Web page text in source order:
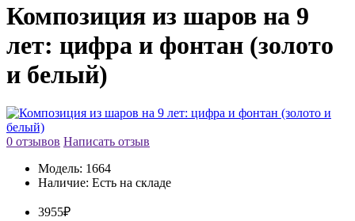
Композиция из шаров на 9
лет: цифра и фонтан (золото
и белый)
0 отзывов Написать отзыв
Модель: 1664
Наличие: Есть на складе
3955₽